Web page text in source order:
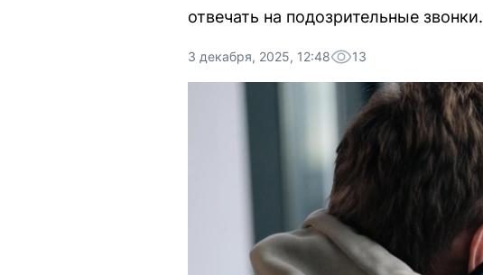
отвечать на подозрительные звонки.
3 декабря, 2025, 12:48 13